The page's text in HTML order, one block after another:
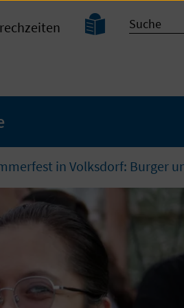
Leichte
Sprache
Suche
in Volksdorf: Burger